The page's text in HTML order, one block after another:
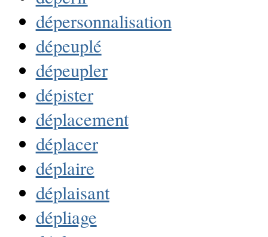
dépersonnalisation
dépeuplé
dépeupler
dépister
déplacement
déplacer
déplaire
déplaisant
dépliage